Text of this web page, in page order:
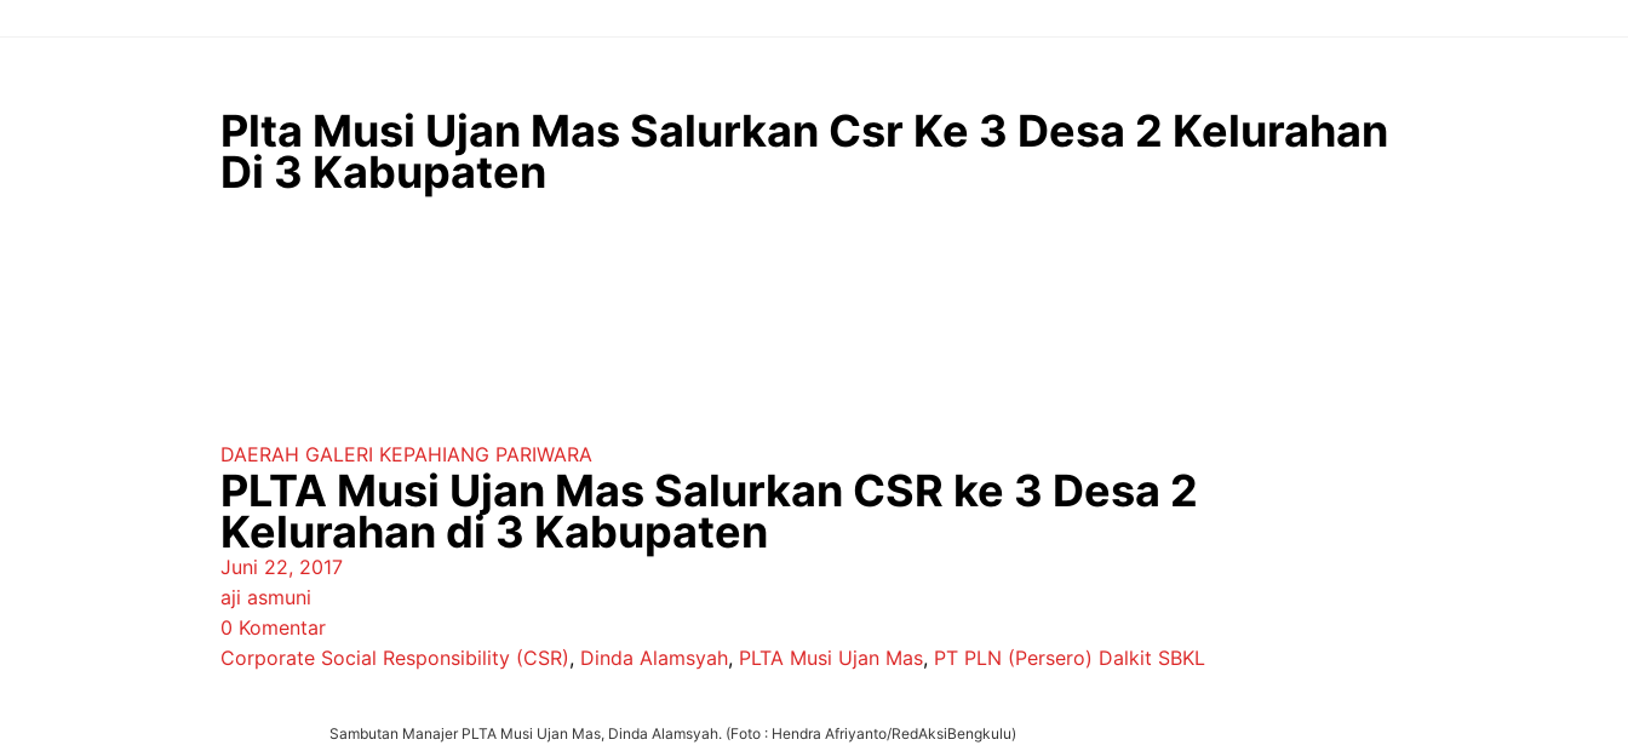
Plta Musi Ujan Mas Salurkan Csr Ke 3 Desa 2 Kelurahan
Di 3 Kabupaten
DAERAH GALERI KEPAHIANG PARIWARA
PLTA Musi Ujan Mas Salurkan CSR ke 3 Desa 2
Kelurahan di 3 Kabupaten
Juni 22, 2017
aji asmuni
0 Komentar
Corporate Social Responsibility (CSR), Dinda Alamsyah, PLTA Musi Ujan Mas, PT PLN (Persero) Dalkit SBKL
Sambutan Manajer PLTA Musi Ujan Mas, Dinda Alamsyah. (Foto : Hendra Afriyanto/RedAksiBengkulu)